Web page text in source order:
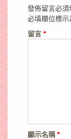
發佈留言必須
必填欄位標示
留言 *
顯示名稱*